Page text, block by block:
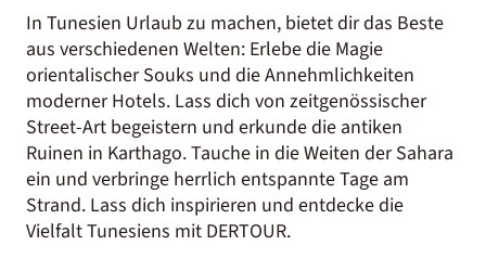
In Tunesien Urlaub zu machen, bietet dir das Beste
aus verschiedenen Welten: Erlebe die Magie
orientalischer Souks und die Annehmlichkeiten
moderner Hotels. Lass dich von zeitgenössischer
Street-Art begeistern und erkunde die antiken
Ruinen in Karthago. Tauche in die Weiten der Sahara
ein und verbringe herrlich entspannte Tage am
Strand. Lass dich inspirieren und entdecke die
Vielfalt Tunesiens mit DERTOUR.